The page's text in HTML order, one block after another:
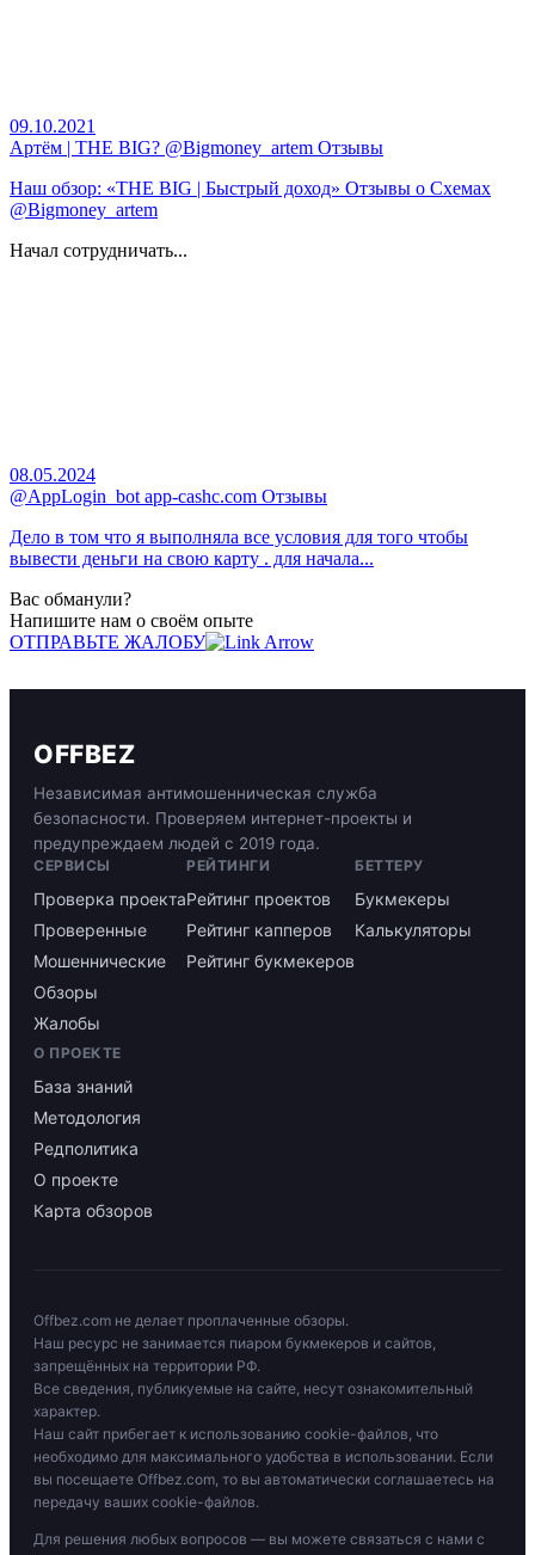
09.10.2021
Артём | THE BIG? @Bigmoney_artem Отзывы
Наш обзор: «THE BIG | Быстрый доход» Отзывы о Схемах
@Bigmoney_artem
Начал сотрудничать...
08.05.2024
@AppLogin_bot app-cashc.com Отзывы
Дело в том что я выполняла все условия для того чтобы
вывести деньги на свою карту . для начала...
Вас обманули?
Напишите нам о своём опыте
ОТПРАВЬТЕ ЖАЛОБУ
OFFBEZ
Независимая антимошенническая служба
безопасности. Проверяем интернет-проекты и
предупреждаем людей с 2019 года.
СЕРВИСЫ
Проверка проекта
Проверенные
Мошеннические
Обзоры
Жалобы
РЕЙТИНГИ
Рейтинг проектов
Рейтинг капперов
Рейтинг букмекеров
БЕТТЕРУ
Букмекеры
Калькуляторы
О ПРОЕКТЕ
База знаний
Методология
Редполитика
О проекте
Карта обзоров
Offbez.com не делает проплаченные обзоры.
Наш ресурс не занимается пиаром букмекеров и сайтов,
запрещённых на территории РФ.
Все сведения, публикуемые на сайте, несут ознакомительный
характер.
Наш сайт прибегает к использованию cookie-файлов, что
необходимо для максимального удобства в использовании. Если
вы посещаете Offbez.com, то вы автоматически соглашаетесь на
передачу ваших cookie-файлов.
Для решения любых вопросов — вы можете связаться с нами с